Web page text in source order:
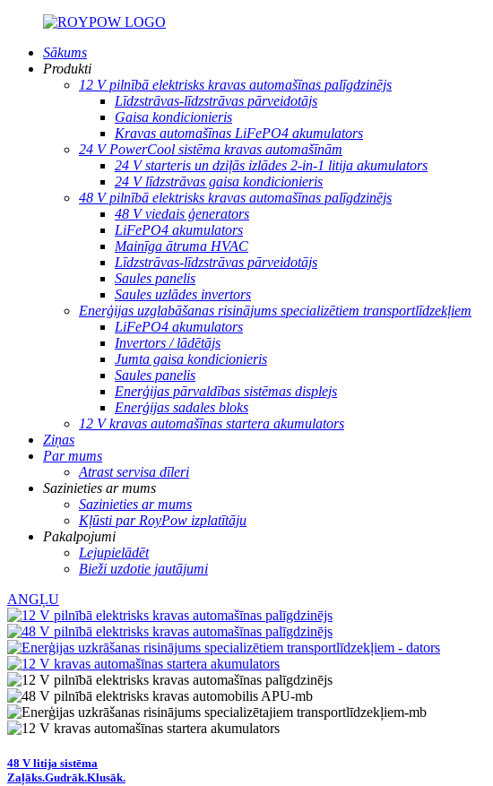
Sākums
Produkti
12 V pilnībā elektrisks kravas automašīnas palīgdzinējs
Līdzstrāvas-līdzstrāvas pārveidotājs
Gaisa kondicionieris
Kravas automašīnas LiFePO4 akumulators
24 V PowerCool sistēma kravas automašīnām
24 V starteris un dziļās izlādes 2-in-1 litija akumulators
24 V līdzstrāvas gaisa kondicionieris
48 V pilnībā elektrisks kravas automašīnas palīgdzinējs
48 V viedais ģenerators
LiFePO4 akumulators
Mainīga ātruma HVAC
Līdzstrāvas-līdzstrāvas pārveidotājs
Saules panelis
Saules uzlādes invertors
Enerģijas uzglabāšanas risinājums specializētiem transportlīdzekļiem
LiFePO4 akumulators
Invertors / lādētājs
Jumta gaisa kondicionieris
Saules panelis
Enerģijas pārvaldības sistēmas displejs
Enerģijas sadales bloks
12 V kravas automašīnas startera akumulators
Ziņas
Par mums
Atrast servisa dīleri
Sazinieties ar mums
Sazinieties ar mums
Kļūsti par RoyPow izplatītāju
Pakalpojumi
Lejupielādēt
Bieži uzdotie jautājumi
ANGĻU
48 V litija sistēma
Zaļāks.Gudrāk.Klusāk.